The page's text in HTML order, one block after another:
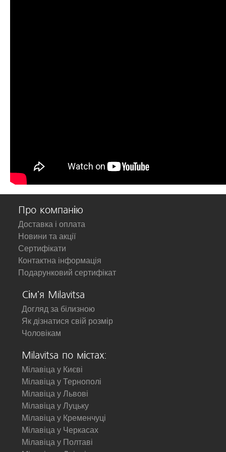
Про компанію
Доставка і оплата
Новини та акції
Сертифікати
Контактна інформація
Подарунковий сертифікат
Сім'я Milavitsa
Догляд за білизною
Як дізнатися свій розмір
Чоловікам
Milavitsa по містах:
Мілавіца у Києві
Мілавіца у Тернополі
Мілавіца у Львові
Мілавіца у Луцьку
Мілавіца у Кременчуці
Мілавіца у Черкасах
Мілавіца у Полтаві